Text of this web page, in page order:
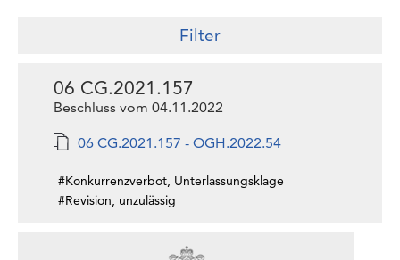
Filter
06 CG.2021.157
Beschluss vom 04.11.2022
06 CG.2021.157 - OGH.2022.54
#Konkurrenzverbot, Unterlassungsklage
#Revision, unzulässig